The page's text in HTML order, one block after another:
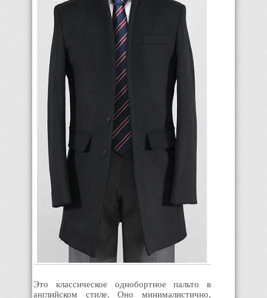
Это классическое однобортное пальто в
английском стиле. Оно минималистично,